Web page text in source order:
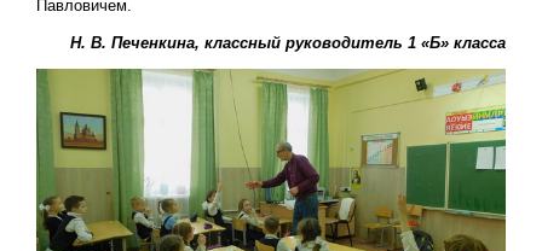
Павловичем.
Н. В. Печенкина, классный руководитель 1 «Б» класса